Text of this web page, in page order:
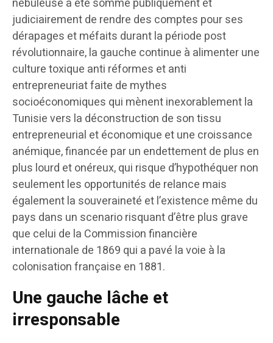
nébuleuse a été sommé publiquement et
judiciairement de rendre des comptes pour ses
dérapages et méfaits durant la période post
révolutionnaire, la gauche continue à alimenter une
culture toxique anti réformes et anti
entrepreneuriat faite de mythes
socioéconomiques qui mènent inexorablement la
Tunisie vers la déconstruction de son tissu
entrepreneurial et économique et une croissance
anémique, financée par un endettement de plus en
plus lourd et onéreux, qui risque d’hypothéquer non
seulement les opportunités de relance mais
également la souveraineté et l’existence même du
pays dans un scenario risquant d’être plus grave
que celui de la Commission financière
internationale de 1869 qui a pavé la voie à la
colonisation française en 1881.
Une gauche lâche et
irresponsable